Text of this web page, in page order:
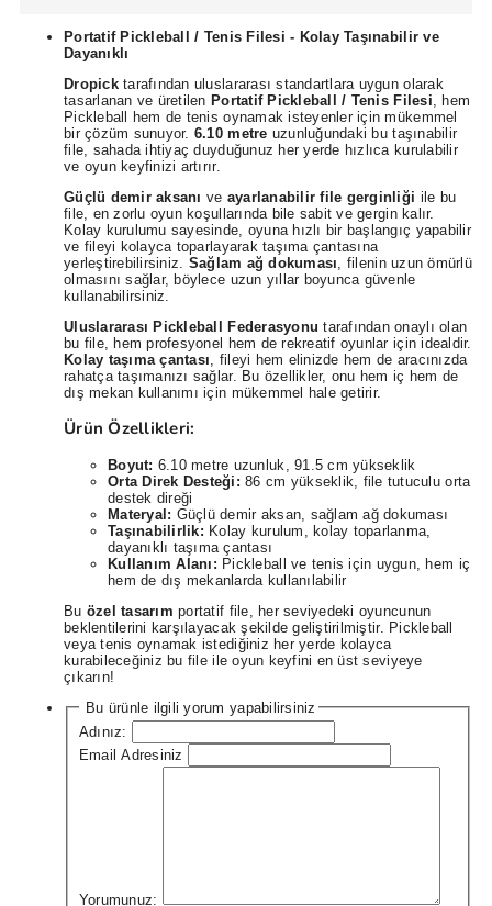
Portatif Pickleball / Tenis Filesi - Kolay Taşınabilir ve
Dayanıklı
Dropicktarafından uluslararası standartlara uygun olarak
tasarlanan ve üretilen Portatif Pickleball / Tenis Filesi, hem
Pickleball hem de tenis oynamak isteyenler için mükemmel
bir çözüm sunuyor. 6.10 metre uzunluğundaki bu taşınabilir
file, sahada ihtiyaç duyduğunuz her yerde hızlıca kurulabilir
ve oyun keyfinizi artırır.
Güçlü demir aksanı ve ayarlanabilir file gerginliği ile bu
file, en zorlu oyun koşullarında bile sabit ve gergin kalır.
Kolay kurulumu sayesinde, oyuna hızlı bir başlangıç yapabilir
ve fileyi kolayca toparlayarak taşıma çantasına
yerleştirebilirsiniz. Sağlam ağ dokuması, filenin uzun ömürlü
olmasını sağlar, böylece uzun yıllar boyunca güvenle
kullanabilirsiniz.
Uluslararası Pickleball Federasyonu tarafından onaylı olan
bu file, hem profesyonel hem de rekreatif oyunlar için idealdir.
Kolay taşıma çantası, fileyi hem elinizde hem de aracınızda
rahatça taşımanızı sağlar. Bu özellikler, onu hem iç hem de
dış mekan kullanımı için mükemmel hale getirir.
Ürün Özellikleri:
Boyut: 6.10 metre uzunluk, 91.5 cm yükseklik
Orta Direk Desteği: 86 cm yükseklik, file tutuculu orta
destek direği
Materyal: Güçlü demir aksan, sağlam ağ dokuması
Taşınabilirlik: Kolay kurulum, kolay toparlanma,
dayanıklı taşıma çantası
Kullanım Alanı: Pickleball ve tenis için uygun, hem iç
hem de dış mekanlarda kullanılabilir
Bu özel tasarım portatif file, her seviyedeki oyuncunun
beklentilerini karşılayacak şekilde geliştirilmiştir. Pickleball
veya tenis oynamak istediğiniz her yerde kolayca
kurabileceğiniz bu file ile oyun keyfini en üst seviyeye
çıkarın!
Bu ürünle ilgili yorum yapabilirsiniz
Adınız:
Email Adresiniz
Yorumunuz: